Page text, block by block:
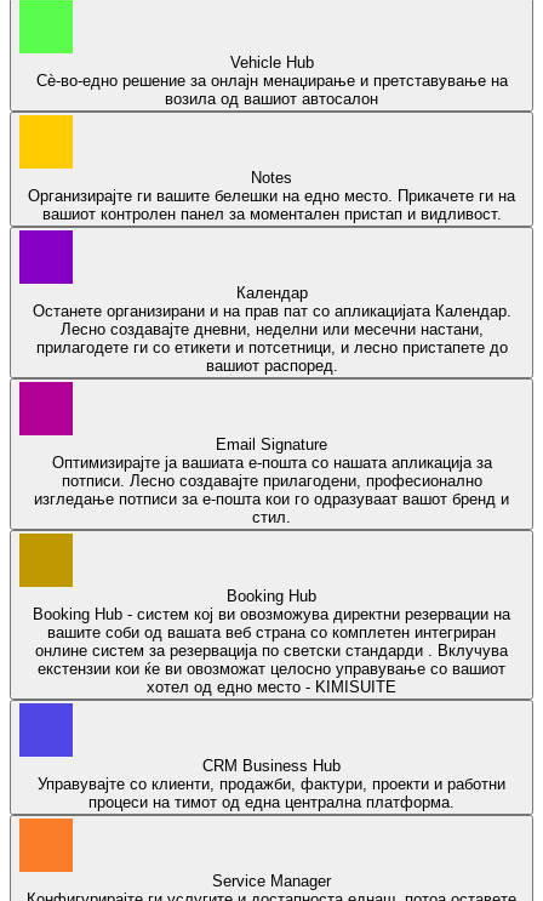
Vehicle Hub
Сѐ-во-едно решение за онлајн менаџирање и претставување на
возила од вашиот автосалон
Notes
Организирајте ги вашите белешки на едно место. Прикачете ги на
вашиот контролен панел за моментален пристап и видливост.
Календар
Останете организирани и на прав пат со апликацијата Календар.
Лесно создавајте дневни, неделни или месечни настани,
прилагодете ги со етикети и потсетници, и лесно пристапете до
вашиот распоред.
Email Signature
Оптимизирајте ја вашиата е-пошта со нашата апликација за
потписи. Лесно создавајте прилагодени, професионално
изгледање потписи за е-пошта кои го одразуваат вашот бренд и
стил.
Booking Hub
Booking Hub - систем кој ви овозможува директни резервации на
вашите соби од вашата веб страна со комплетен интегриран
онлине систем за резервација по светски стандарди . Вклучува
екстензии кои ќе ви овозможат целосно управување со вашиот
хотел од едно место - KIMISUITE
CRM Business Hub
Управувајте со клиенти, продажби, фактури, проекти и работни
процеси на тимот од една централна платформа.
Service Manager